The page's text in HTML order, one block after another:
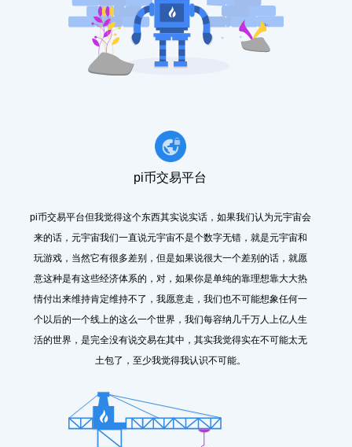
pi币交易平台
pi币交易平台但我觉得这个东西其实说实话，如果我们认为元宇宙会
来的话，元宇宙我们一直说元宇宙不是个数字无错，就是元宇宙和
玩游戏，当然它有很多差别，但是如果说很大一个差别的话，就愿
意这种是有这些经济体系的，对，如果你是单纯的靠理想靠大大热
情付出来维持肯定维持不了，我愿意走，我们也不可能想象任何一
个以后的一个线上的这么一个世界，我们每容纳几千万人上亿人生
活的世界，是完全没有说交易在其中，其实我觉得实在不可能太无
土包了，至少我觉得我认识不可能。